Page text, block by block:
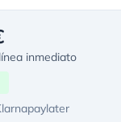
inmediato